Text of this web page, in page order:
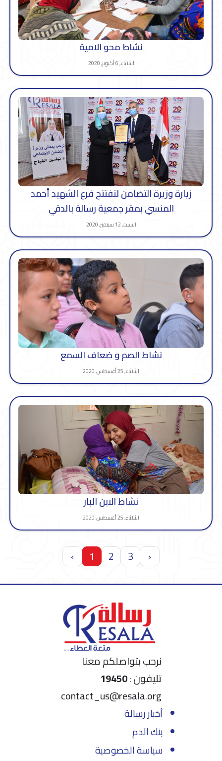
نشاط محو الامية
الثلاثاء, 6 أكتوبر, 2020
زيارة وزيرة التضامن لتفتتح فرع الشهيد أحمد
المنسي بمقر جمعية رسالة بالدقي
السبت, 12 سبتمبر, 2020
نشاط الصم و ضعاف السمع
الثلاثاء, 25 أغسطس, 2020
نشاط الابن البار
الثلاثاء, 25 أغسطس, 2020
‹ 1 2 3 ›
نرحب بتواصلكم معنا
تليفون :19450
contact_us@resala.org
أخبار رسالة
بنك الدم
سياسة الخصوصية